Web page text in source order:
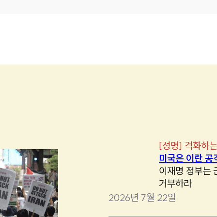
[성명] 격화하
미국은 이란 공
이재명 정부는
거부하라
2026년 7월 22일